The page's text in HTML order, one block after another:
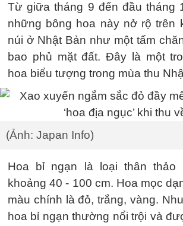
Từ giữa tháng 9 đến đầu tháng
những bông hoa này nở rộ trên
núi ở Nhật Bản như một tấm
bao phủ mặt đất. Đây là một
hoa biểu tượng trong mùa thu
(Ảnh: Japan Info)
Hoa bỉ ngạn là loại thân thảo
khoảng 40 - 100 cm. Hoa mọc
màu chính là đỏ, trắng, vàng.
hoa bỉ ngạn thường nổi trội và